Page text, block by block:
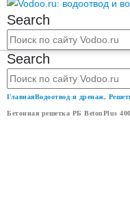
Search
Search
ГлавнаяВодоотвод и дренаж,
Бетонная решетка РБ BetonPlus